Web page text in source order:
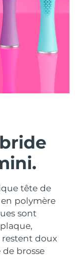
tête de
en polymère
sont
doux
brosse